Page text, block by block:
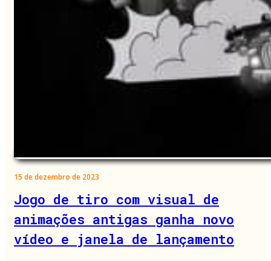
15 de dezembro de 2023
Jogo de tiro com visual de
animações antigas ganha novo
vídeo e janela de lançamento